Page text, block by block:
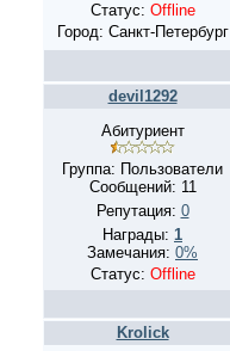
Статус: Offline
Город: Санкт-Петербург
devil1292
Абитуриент
Группа: Пользователи
Сообщений: 11
Репутация: 0
Награды: 1
Замечания: 0%
Статус: Offline
Krolick